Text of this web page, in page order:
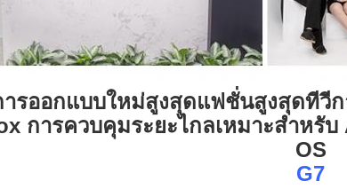
รออกแบบใหม่สูงสุดแฟชั่นสูงสุดทีวี
การควบคุมระยะไกลเหมาะสำหรั
OS
G7